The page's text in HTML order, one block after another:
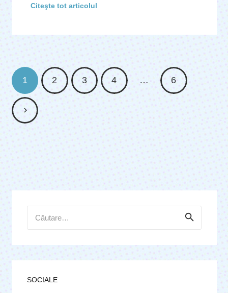
Citeşte tot articolul
1 2 3 4 … 6
după:
SOCIALE